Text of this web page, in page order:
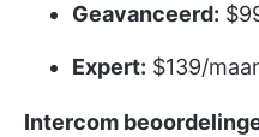
Geavanceerd:
Expert: $139/
Intercom